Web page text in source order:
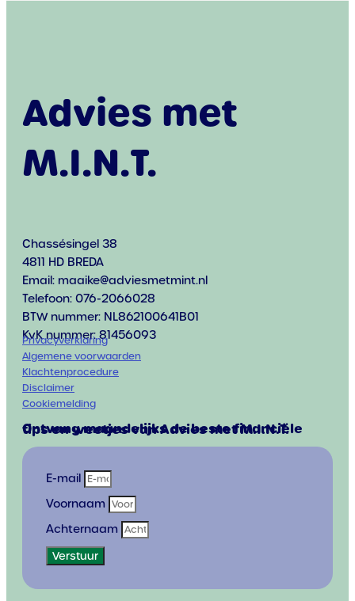
Advies met
M.I.N.T.
Chassésingel 38
4811 HD BREDA
Email: maaike@adviesmetmint.nl
Telefoon: 076-2066028
BTW nummer: NL862100641B01
KvK nummer: 81456093
Privacyverklaring
Algemene voorwaarden
Klachtenprocedure
Disclaimer
Cookiemelding
Ontvang maandelijks de beste financiële
tips en weetjes van Advies met M.I.N.T.
E-mail
Voornaam
Achternaam
Verstuur